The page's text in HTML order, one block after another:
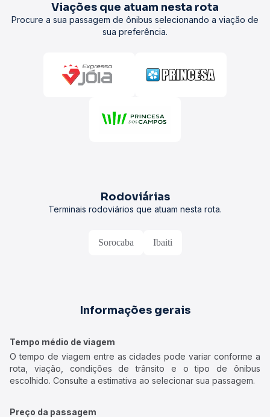
Viações que atuam nesta rota
Procure a sua passagem de ônibus selecionando a viação de
sua preferência.
Rodoviárias
Terminais rodoviários que atuam nesta rota.
Sorocaba Ibaiti
Informações gerais
Tempo médio de viagem
O tempo de viagem entre as cidades pode variar conforme a
rota, viação, condições de trânsito e o tipo de ônibus
escolhido. Consulte a estimativa ao selecionar sua passagem.
Preço da passagem